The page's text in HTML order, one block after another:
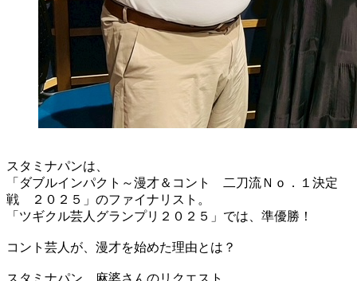
スタミナパンは、
「ダブルインパクト～漫才＆コント 二刀流Ｎｏ．１決定
戦 ２０２５」のファイナリスト。
「ツギクル芸人グランプリ２０２５」では、準優勝！
コント芸人が、漫才を始めた理由とは？